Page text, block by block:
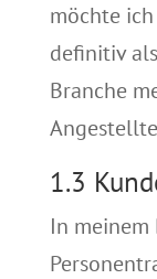
möchte
definitiv
Branche
1.3
In meinem